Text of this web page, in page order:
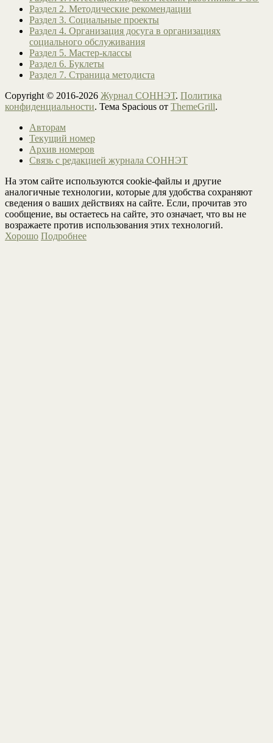
Раздел 2. Методические рекомендации
Раздел 3. Социальные проекты
Раздел 4. Организация досуга в организациях
социального обслуживания
Раздел 5. Мастер-классы
Раздел 6. Буклеты
Раздел 7. Страница методиста
Copyright © 2016-2026 Журнал СОННЭТ. Политика
конфиденциальности. Тема Spacious от ThemeGrill.
Авторам
Текущий номер
Архив номеров
Связь с редакцией журнала СОННЭТ
На этом сайте используются cookie-файлы и другие
аналогичные технологии, которые для удобства сохраняют
сведения о ваших действиях на сайте. Если, прочитав это
сообщение, вы остаетесь на сайте, это означает, что вы не
возражаете против использования этих технологий.
Хорошо Подробнее